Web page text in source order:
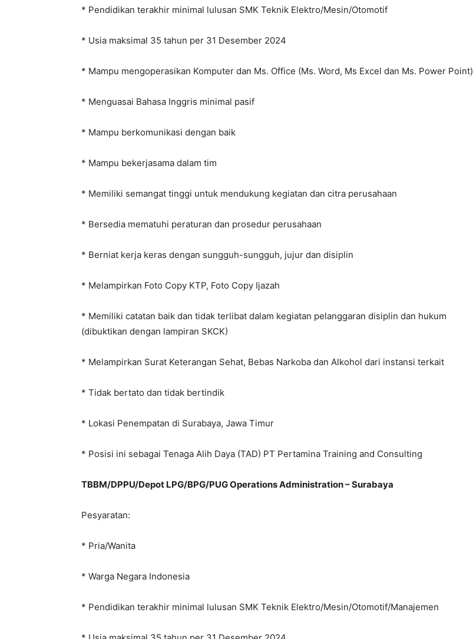
* Pendidikan terakhir minimal lulusan SMK Teknik Elektro/Mesin/Otomotif
* Usia maksimal 35 tahun per 31 Desember 2024
* Mampu mengoperasikan Komputer dan Ms. Office (Ms. Word, Ms Excel dan Ms. Power Point)
* Menguasai Bahasa Inggris minimal pasif
* Mampu berkomunikasi dengan baik
* Mampu bekerjasama dalam tim
* Memiliki semangat tinggi untuk mendukung kegiatan dan citra perusahaan
* Bersedia mematuhi peraturan dan prosedur perusahaan
* Berniat kerja keras dengan sungguh-sungguh, jujur dan disiplin
* Melampirkan Foto Copy KTP, Foto Copy Ijazah
* Memiliki catatan baik dan tidak terlibat dalam kegiatan pelanggaran disiplin dan hukum
(dibuktikan dengan lampiran SKCK)
* Melampirkan Surat Keterangan Sehat, Bebas Narkoba dan Alkohol dari instansi terkait
* Tidak bertato dan tidak bertindik
* Lokasi Penempatan di Surabaya, Jawa Timur
* Posisi ini sebagai Tenaga Alih Daya (TAD) PT Pertamina Training and Consulting
TBBM/DPPU/Depot LPG/BPG/PUG Operations Administration – Surabaya
Pesyaratan:
* Pria/Wanita
* Warga Negara Indonesia
* Pendidikan terakhir minimal lulusan SMK Teknik Elektro/Mesin/Otomotif/Manajemen